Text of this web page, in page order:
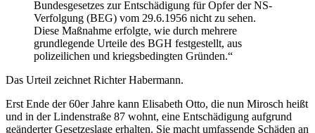
Bundesgesetzes zur Entschädigung für Opfer der NS-
Verfolgung (BEG) vom 29.6.1956 nicht zu sehen.
Diese Maßnahme erfolgte, wie durch mehrere
grundlegende Urteile des BGH festgestellt, aus
polizeilichen und kriegsbedingten Gründen.“
Das Urteil zeichnet Richter Habermann.
Erst Ende der 60er Jahre kann Elisabeth Otto, die nun Mirosch heißt
und in der Lindenstraße 87 wohnt, eine Entschädigung aufgrund
geänderter Gesetzeslage erhalten. Sie macht umfassende Schäden an